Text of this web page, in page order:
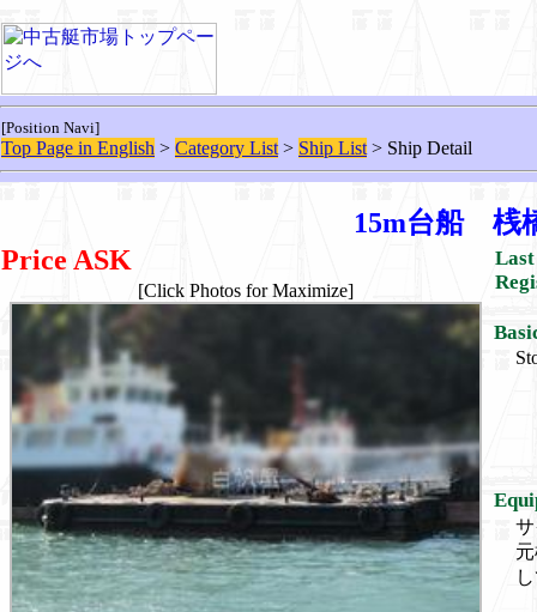
[Position Navi]
Top Page in English > Category List > Ship List > Ship Detail
15m台船 桟
Price ASK
[Click Photos for Maximize]